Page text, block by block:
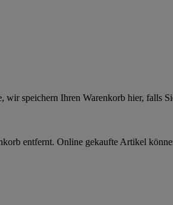
speichern Ihren Warenkorb hier, falls
entfernt. Online gekaufte Artikel